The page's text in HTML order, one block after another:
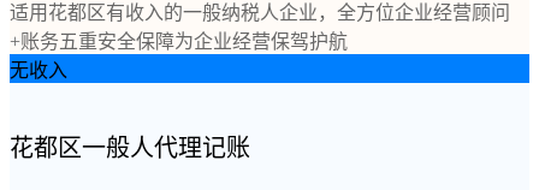
适用花都区有收入的一般纳税人企业，全方位企业经营顾问
+账务五重安全保障为企业经营保驾护航
无收入
花都区一般人代理记账